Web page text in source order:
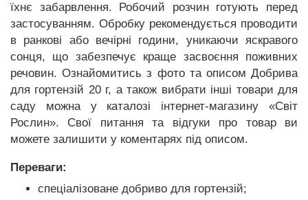
їхнє забарвлення. Робочий розчин готують перед
застосуванням. Обробку рекомендується проводити
в ранкові або вечірні години, уникаючи яскравого
сонця, що забезпечує краще засвоєння поживних
речовин. Ознайомитись з фото та описом Добрива
для гортензій 20 г, а також вибрати інші товари для
саду можна у каталозі інтернет-магазину «Світ
Рослин». Свої питання та відгуки про товар ви
можете залишити у коментарях під описом.
Переваги:
спеціалізоване добриво для гортензій;